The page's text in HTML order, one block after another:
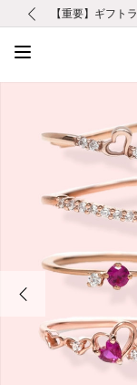
お
【重要】令和
【重要】ギフト
【重要
税込5,500円
新規会
新規LINE
会員限定！
お
【重要】令和